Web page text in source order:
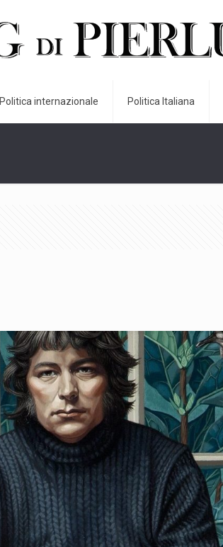
Politica internazionale Politica Italiana